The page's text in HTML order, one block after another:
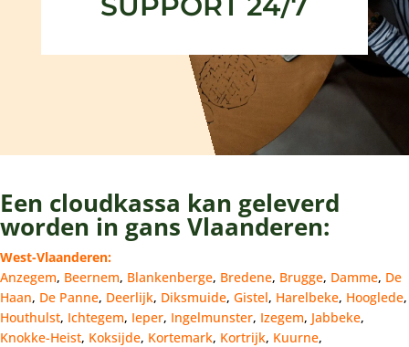
Een cloudkassa kan geleverd
worden in gans Vlaanderen:
West-Vlaanderen:
Anzegem, Beernem, Blankenberge, Bredene, Brugge, Damme, De
Haan, De Panne, Deerlijk, Diksmuide, Gistel, Harelbeke, Hooglede,
Houthulst, Ichtegem, Ieper, Ingelmunster, Izegem, Jabbeke,
Knokke-Heist, Koksijde, Kortemark, Kortrijk, Kuurne,